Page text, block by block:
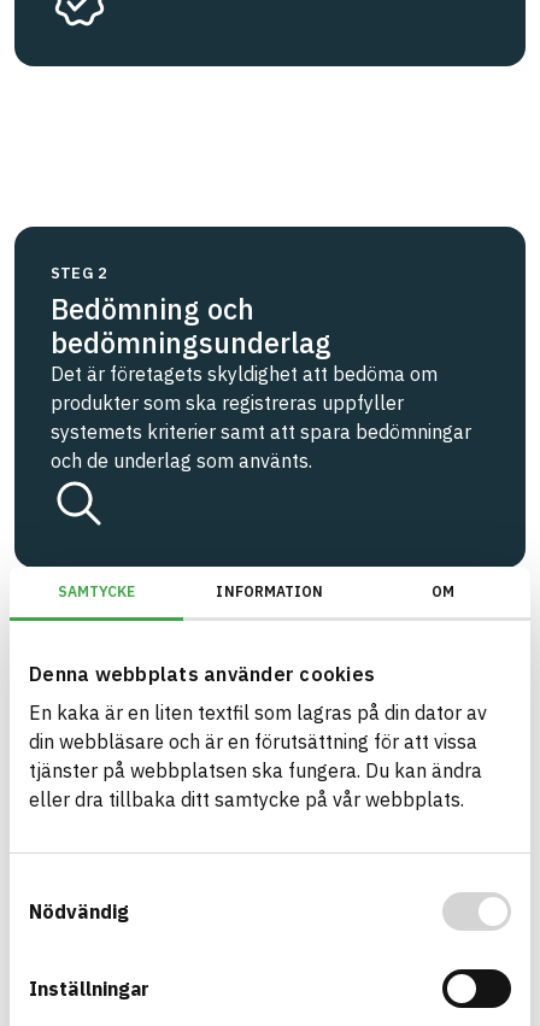
SAMTYCKE INFORMATION OM
Denna webbplats använder cookies
En kaka är en liten textfil som lagras på din dator av
din webbläsare och är en förutsättning för att vissa
tjänster på webbplatsen ska fungera. Du kan ändra
eller dra tillbaka ditt samtycke på vår webbplats.
Nödvändig
Inställningar
STEG 2
Bedömning och
bedömningsunderlag
Det är företagets skyldighet att bedöma om
produkter som ska registreras uppfyller
systemets kriterier samt att spara bedömningar
och de underlag som använts.
STEG 3
Anslut företaget till BASTA-
systemet
Anslut till ett redan anslutet företag eller